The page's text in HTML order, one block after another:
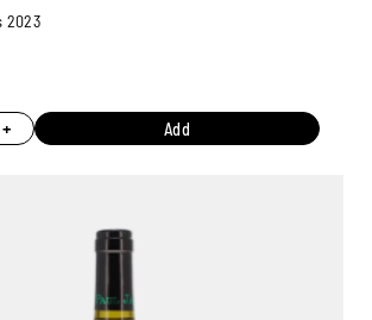
2023
+ Add